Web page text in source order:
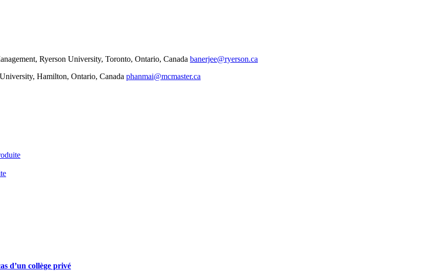
Ryerson University, Toronto, Ontario, Canada banerjee@ryerson.ca
Hamilton, Ontario, Canada phanmai@mcmaster.ca
d’un collège privé